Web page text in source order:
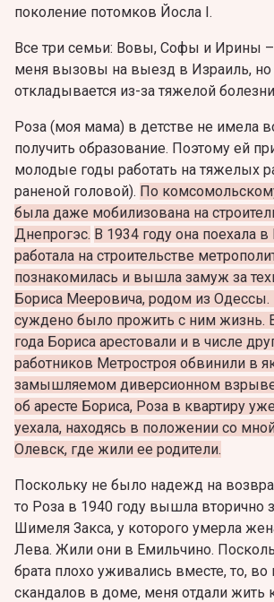
поколение потомков Йосла I.
Все три семьи: Вовы, Софы и Ирины –
меня вызовы на выезд в Израиль, но
откладывается из-за тяжелой
Роза (моя мама) в детстве не имела
получить образование. Поэтому ей
молодые годы работать на тяжелых
раненой головой). По
была даже мобилизована на
Днепрогэс. В 1934 году она поехала
работала на строительстве
познакомилась и вышла замуж за
Бориса Мееровича, родом из Одессы.
суждено было прожить с ним жизнь.
года Бориса арестовали и в числе
работников Метростроя обвинили в
замышляемом диверсионном
об аресте Бориса, Роза в квартиру
уехала, находясь в положении со
Олевск, где жили ее родители.
Поскольку не было надежд на
то Роза в 1940 году вышла вторично
Шимеля Закса, у которого умерла
Лева. Жили они в Емильчино.
брата плохо уживались вместе, то,
скандалов в доме, меня отдали жить